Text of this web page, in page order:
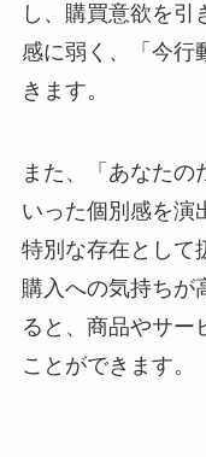
し、購買意欲を引
感に弱く、「今行
きます。
また、「あなたの
いった個別感を演
特別な存在として
購入への気持ちが
ると、商品やサー
ことができます。